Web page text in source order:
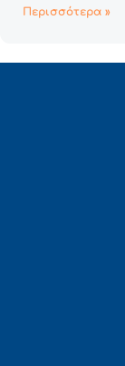
Περισσότερα »